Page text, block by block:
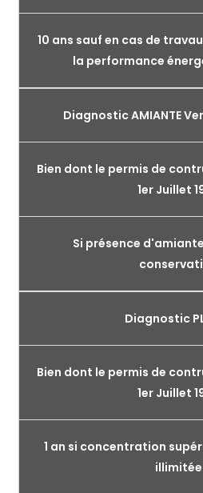
10 ans sauf en cas de
la performance
Diagnostic AMIANTE
Bien dont le permis de
1er Juillet
Si présence
Diagnostic
Bien dont le permis de
1er Juillet
1 an si concentration
illimitée